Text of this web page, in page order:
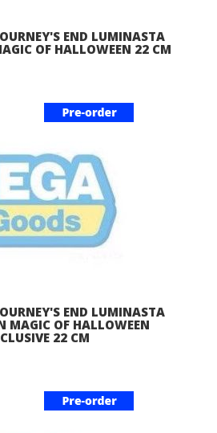
END LUMINASTA
OF HALLOWEEN 22 CM
END LUMINASTA
MAGIC OF HALLOWEEN
22 CM